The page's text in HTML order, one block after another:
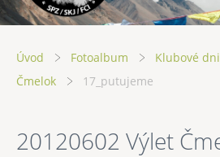
Úvod Fotoalbum Klubové dni
Čmelok
17_putujeme
20120602 Výlet